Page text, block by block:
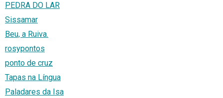
PEDRA DO LAR
Sissamar
Beu, a Ruiva.
rosypontos
ponto de cruz
Tapas na Língua
Paladares da Isa